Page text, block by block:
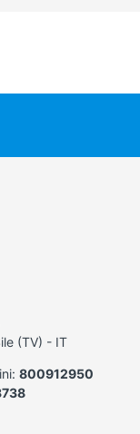
(TV) - IT
800912950